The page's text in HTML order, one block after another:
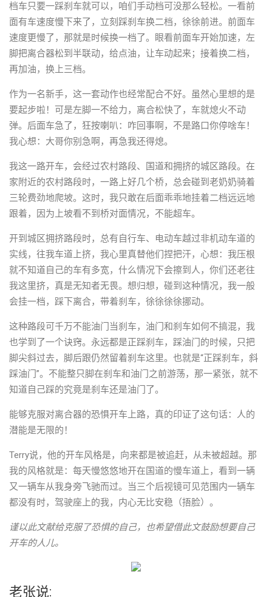
档车只要一踩刹车就可以，咱们手动档可没那么轻松。一看前
面有车速度慢下来了，立刻踩刹车换二档，徐徐前进。前面车
速度更慢了，那就是时候换一档了。眼看前面车开始加速，左
脚把离合器松到半联动，给点油，让车动起来；接着换二档，
再加油，换上三档。
作为一名新手，这一套动作也经常配合不好。虽然心里想的是
要起步啦！可是左脚一不给力，离合松快了，车就熄火不动
弹。后面车急了，狂按喇叭：咋回事啊，不是路口你停啥车！
我心想：大哥你别急啊，再急我还得熄。
我这一路开车，会经过农村路段、国道和拥挤的城区路段。在
家附近的农村路段时，一路上好几个桥，总会碰到老奶奶骑着
三轮费劲地爬坡。这时，我只敢在后面乖乖地挂着二档远远地
跟着，因为上坡看不到桥对面情况，不能超车。
开到城区拥挤路段时，总有自行车、电动车越过非机动车道的
实线，往我车道上挤，我心里真替他们捏把汗，心想：我压根
就不知道自己的车有多宽，什么情况下会擦到人，你们还老往
我这里挤，真是无知者无畏。想归想，碰到这种情况，我一般
会挂一档，踩下离合，带着刹车，徐徐徐徐挪动。
这种路段可千万不能油门当刹车，油门和刹车如何不搞混，我
也学到了一个诀窍。永远都是正踩刹车，踩油门的时候，只把
脚尖斜过去，脚后跟仍然留着刹车这里。也就是“正踩刹车，斜
踩油门”。不能整只脚在刹车和油门之前游荡，那一紧张，就不
知道自己踩的究竟是刹车还是油门了。
能够克服对离合器的恐惧开车上路，真的印证了这句话：人的
潜能是无限的！
Terry说，他的开车风格是，向来都是被追赶，从未被超越。那
我的风格就是：每天慢悠悠地开在国道的慢车道上，看到一辆
又一辆车从我身旁飞驰而过。当三个后视镜可见范围内一辆车
都没有时，驾驶座上的我，内心无比安稳（捂脸）。
谨以此文献给克服了恐惧的自己，也希望借此文鼓励想要自己
开车的人儿。
老张说: